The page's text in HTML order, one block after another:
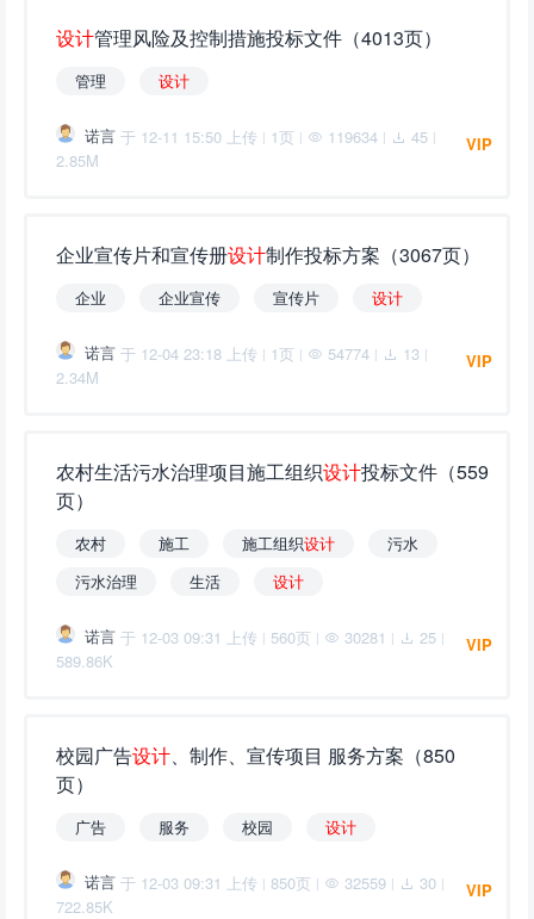
设计管理风险及控制措施投标文件（4013页）
管理 设计
诺言 于 12-11 15:50 上传 | 1页 | 119634 | 45 |
2.85M
VIP
企业宣传片和宣传册设计制作投标方案（3067页）
企业 企业宣传 宣传片 设计
诺言 于 12-04 23:18 上传 | 1页 | 54774 | 13 |
2.34M
VIP
农村生活污水治理项目施工组织设计投标文件（559
页）
农村 施工 施工组织设计
污水
污水治理
生活 设计
诺言 于 12-03 09:31 上传 | 560页 | 30281 | 25 |
589.86K
VIP
校园广告设计、制作、宣传项目 服务方案（850
页）
广告 服务 校园 设计
诺言 于 12-03 09:31 上传 | 850页 | 32559 | 30 |
722.85K
VIP